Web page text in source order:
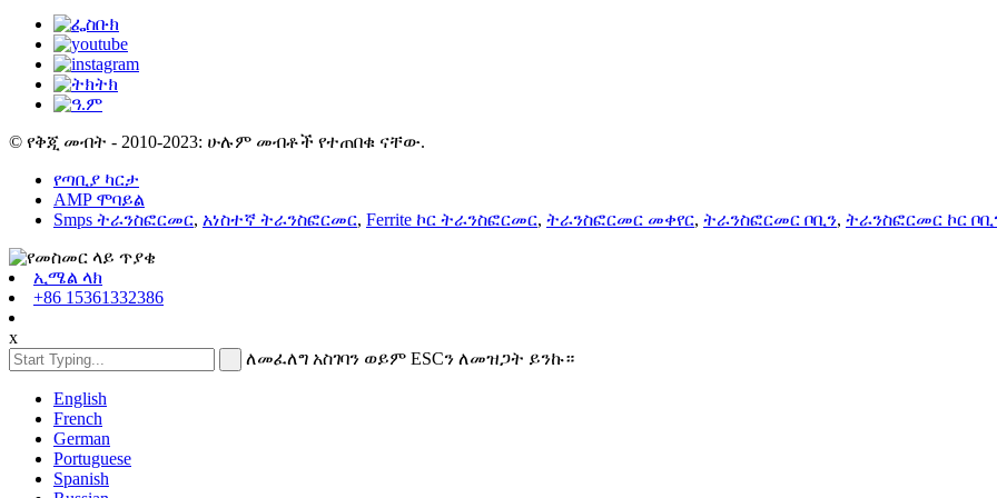
© የቅጂ መብት - 2010-2023: ሁሉም መብቶች የተጠበቁ ናቸው.
የጣቢያ ካርታ
AMP ሞባይል
Smps ትራንስፎርመር, አነስተኛ ትራንስፎርመር, Ferrite ኮር ትራንስፎርመር, ትራንስፎርመር መቀየር, ትራንስፎርመር ቦቢን, ትራንስፎርመር ኮር
ኢሜል ላክ
+86 15361332386
x
ለመፈለግ አስገባን ወይም ESCን ለመዝጋት ይንኩ።
English
French
German
Portuguese
Spanish